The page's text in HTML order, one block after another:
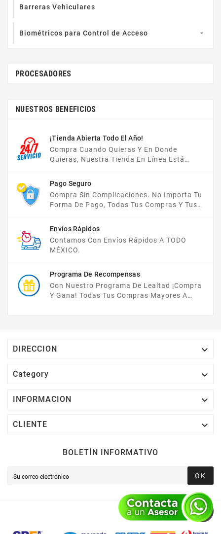
Barreras Vehiculares
Biométricos para Control de Acceso 
PROCESADORES
NUESTROS BENEFICIOS
¡Tienda Abierta Todo El Año!
Compra Cuando Quieras Y En Donde
Quieras, Nuestra Tienda En Línea Está
Pago Seguro
Compra Sin Complicaciones. No Importa Tu
Forma De Pago, Todas Tus Compras Y Tus
Envíos Rápidos
Contamos Con Envíos Rápidos A TODO
MÉXICO.
Programa De Recompensas
Con Nuestro Programa De Lealtad ¡compra
Y Gana! Todas Tus Compras Mayores A
DIRECCION 
Category 
INFORMACION 
CLIENTE 
BOLETÍN INFORMATIVO
OK